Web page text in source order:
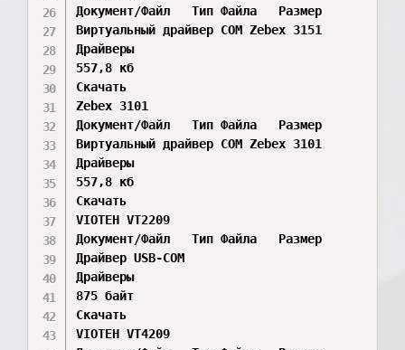
Документ/Файл	Тип Файла	Размер
Виртуальный драйвер COM Zebex 3151
Драйверы
557,8 кб
Скачать
Zebex 3101
Документ/Файл	Тип Файла	Размер
Виртуальный драйвер COM Zebex 3101
Драйверы
557,8 кб
Скачать
VIOTEH VT2209
Документ/Файл	Тип Файла	Размер
Драйвер USB-COM
Драйверы
875 байт
Скачать
VIOTEH VT4209